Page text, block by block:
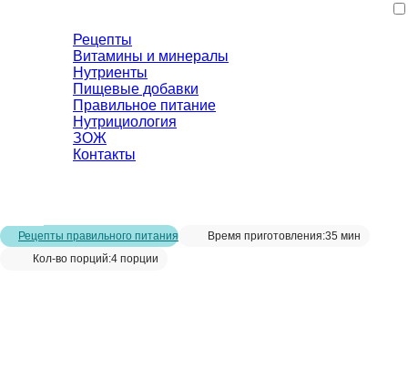
Рецепты
Витамины и минералы
Нутриенты
Пищевые добавки
Правильное питание
Нутрициология
ЗОЖ
Контакты
Рецепты правильного питания Время приготовления:35 мин
Кол-во порций:4 порции